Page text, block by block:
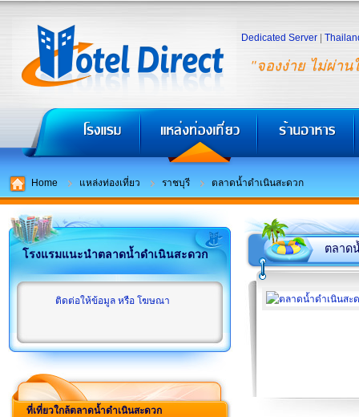
"จองง่าย ไม่ผ่าน
Dedicated Server
Home แหล่งท่องเที่ยว ราชบุรี ตลาดน้ำดำเนินสะดวก
โรงแรมแนะนำตลาดน้ำดำเนินสะดวก
ติดต่อให้ข้อมูล หรือ โฆษณา
ที่เที่ยวใกล้ตลาดน้ำดำเนินสะดวก
ตลาด